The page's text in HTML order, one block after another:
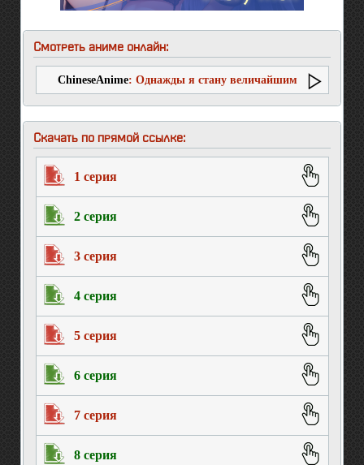
Смотреть аниме онлайн:
ChineseAnime: Однажды я стану величайшим
алхимиком?
Скачать по прямой ссылке:
1 серия
2 серия
3 серия
4 серия
5 серия
6 серия
7 серия
8 серия